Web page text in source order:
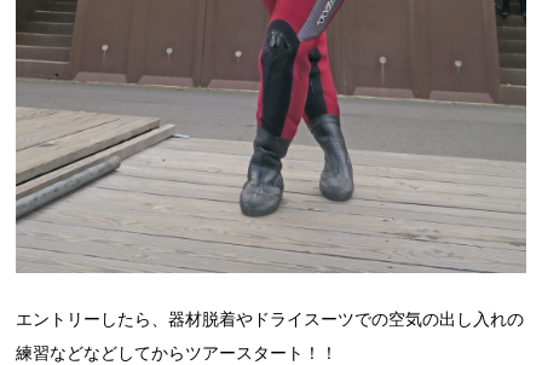
エントリーしたら、器材脱着やドライスーツでの空気の出し入れの
練習などなどしてからツアースタート！！